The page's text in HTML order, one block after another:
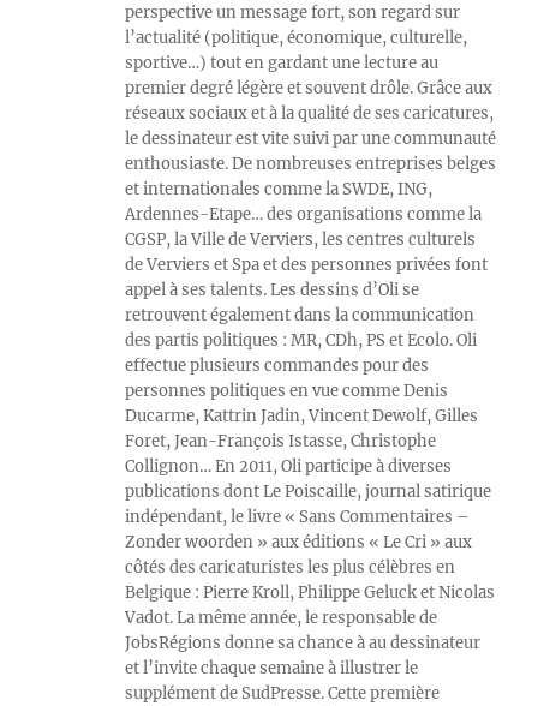
perspective un message fort, son regard sur
l’actualité (politique, économique, culturelle,
sportive…) tout en gardant une lecture au
premier degré légère et souvent drôle. Grâce aux
réseaux sociaux et à la qualité de ses caricatures,
le dessinateur est vite suivi par une communauté
enthousiaste. De nombreuses entreprises belges
et internationales comme la SWDE, ING,
Ardennes-Etape… des organisations comme la
CGSP, la Ville de Verviers, les centres culturels
de Verviers et Spa et des personnes privées font
appel à ses talents. Les dessins d’Oli se
retrouvent également dans la communication
des partis politiques : MR, CDh, PS et Ecolo. Oli
effectue plusieurs commandes pour des
personnes politiques en vue comme Denis
Ducarme, Kattrin Jadin, Vincent Dewolf, Gilles
Foret, Jean-François Istasse, Christophe
Collignon… En 2011, Oli participe à diverses
publications dont Le Poiscaille, journal satirique
indépendant, le livre « Sans Commentaires –
Zonder woorden » aux éditions « Le Cri » aux
côtés des caricaturistes les plus célèbres en
Belgique : Pierre Kroll, Philippe Geluck et Nicolas
Vadot. La même année, le responsable de
JobsRégions donne sa chance à au dessinateur
et l’invite chaque semaine à illustrer le
supplément de SudPresse. Cette première